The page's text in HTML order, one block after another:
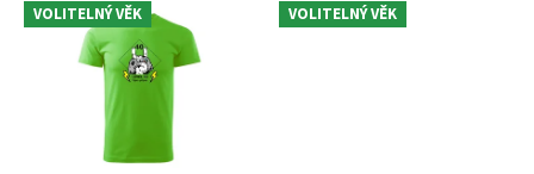
VOLITELNÝ VĚK VOLITELNÝ VĚK